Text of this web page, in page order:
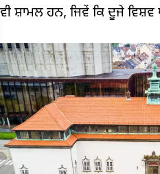
ਵੀ ਸ਼ਾਮਲ ਹਨ, ਜਿਵੇਂ ਕਿ ਦੂਜੇ